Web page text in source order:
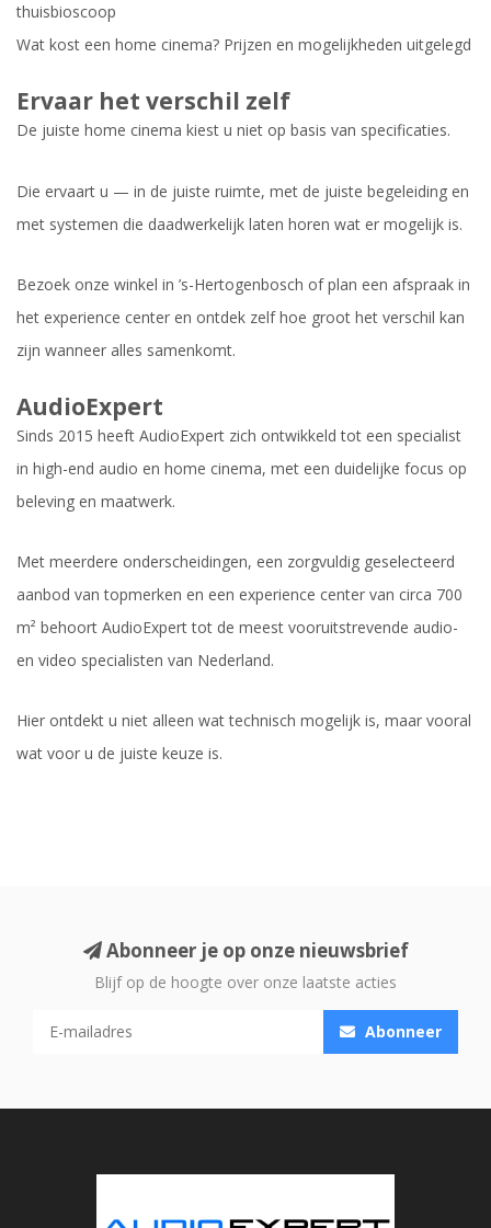
thuisbioscoop
Wat kost een home cinema? Prijzen en mogelijkheden uitgelegd
Ervaar het verschil zelf
De juiste home cinema kiest u niet op basis van specificaties.
Die ervaart u — in de juiste ruimte, met de juiste begeleiding en
met systemen die daadwerkelijk laten horen wat er mogelijk is.
Bezoek onze winkel in ’s-Hertogenbosch of plan een afspraak in
het experience center en ontdek zelf hoe groot het verschil kan
zijn wanneer alles samenkomt.
AudioExpert
Sinds 2015 heeft AudioExpert zich ontwikkeld tot een specialist
in high-end audio en home cinema, met een duidelijke focus op
beleving en maatwerk.
Met meerdere onderscheidingen, een zorgvuldig geselecteerd
aanbod van topmerken en een experience center van circa 700
m² behoort AudioExpert tot de meest vooruitstrevende audio-
en video specialisten van Nederland.
Hier ontdekt u niet alleen wat technisch mogelijk is, maar vooral
wat voor u de juiste keuze is.
Abonneer je op onze nieuwsbrief
Blijf op de hoogte over onze laatste acties
Abonneer